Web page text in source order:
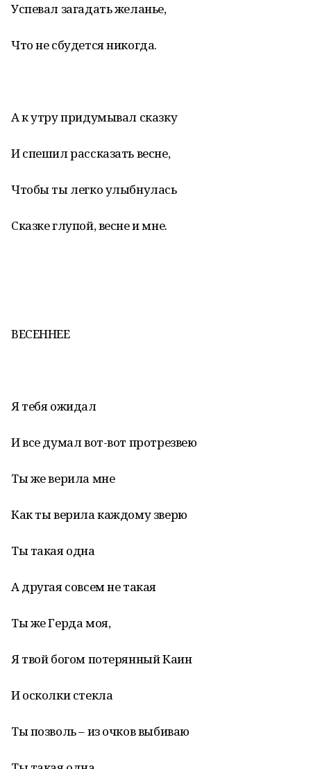
Успевал загадать желанье,
Что не сбудется никогда.
А к утру придумывал сказку
И спешил рассказать весне,
Чтобы ты легко улыбнулась
Сказке глупой, весне и мне.
ВЕСЕННЕЕ
Я тебя ожидал
И все думал вот-вот протрезвею
Ты же верила мне
Как ты верила каждому зверю
Ты такая одна
А другая совсем не такая
Ты же Герда моя,
Я твой богом потерянный Каин
И осколки стекла
Ты позволь – из очков выбиваю